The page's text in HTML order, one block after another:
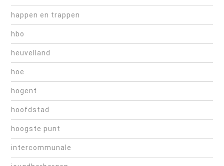
happen en trappen
hbo
heuvelland
hoe
hogent
hoofdstad
hoogste punt
intercommunale